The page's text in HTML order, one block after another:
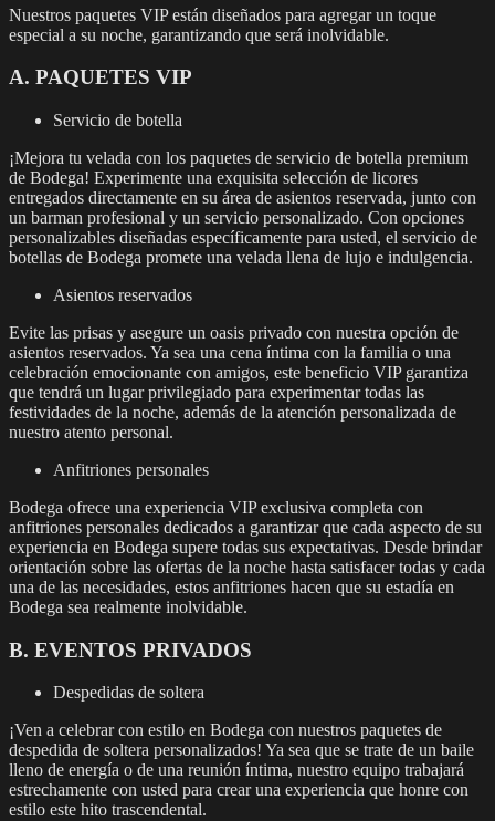
Nuestros paquetes VIP están diseñados para agregar un toque
especial a su noche, garantizando que será inolvidable.
A. PAQUETES VIP
Servicio de botella
¡Mejora tu velada con los paquetes de servicio de botella premium
de Bodega! Experimente una exquisita selección de licores
entregados directamente en su área de asientos reservada, junto con
un barman profesional y un servicio personalizado. Con opciones
personalizables diseñadas específicamente para usted, el servicio de
botellas de Bodega promete una velada llena de lujo e indulgencia.
Asientos reservados
Evite las prisas y asegure un oasis privado con nuestra opción de
asientos reservados. Ya sea una cena íntima con la familia o una
celebración emocionante con amigos, este beneficio VIP garantiza
que tendrá un lugar privilegiado para experimentar todas las
festividades de la noche, además de la atención personalizada de
nuestro atento personal.
Anfitriones personales
Bodega ofrece una experiencia VIP exclusiva completa con
anfitriones personales dedicados a garantizar que cada aspecto de su
experiencia en Bodega supere todas sus expectativas. Desde brindar
orientación sobre las ofertas de la noche hasta satisfacer todas y cada
una de las necesidades, estos anfitriones hacen que su estadía en
Bodega sea realmente inolvidable.
B. EVENTOS PRIVADOS
Despedidas de soltera
¡Ven a celebrar con estilo en Bodega con nuestros paquetes de
despedida de soltera personalizados! Ya sea que se trate de un baile
lleno de energía o de una reunión íntima, nuestro equipo trabajará
estrechamente con usted para crear una experiencia que honre con
estilo este hito trascendental.